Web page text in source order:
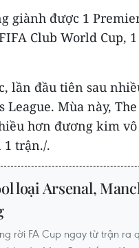
giành được 1
Club World Cup,
lần đầu tiên sau
League. Mùa này,
hơn đương kim
trận./.
loại Arsenal,
rời FA Cup ngay từ trận ra